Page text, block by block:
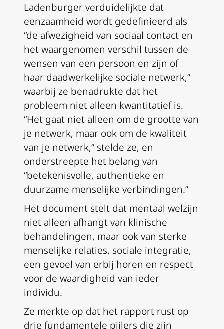
Ladenburger verduidelijkte dat
eenzaamheid wordt gedefinieerd als
“de afwezigheid van sociaal contact en
het waargenomen verschil tussen de
wensen van een persoon en zijn of
haar daadwerkelijke sociale netwerk,”
waarbij ze benadrukte dat het
probleem niet alleen kwantitatief is.
“Het gaat niet alleen om de grootte van
je netwerk, maar ook om de kwaliteit
van je netwerk,” stelde ze, en
onderstreepte het belang van
“betekenisvolle, authentieke en
duurzame menselijke verbindingen.”
Het document stelt dat mentaal welzijn
niet alleen afhangt van klinische
behandelingen, maar ook van sterke
menselijke relaties, sociale integratie,
een gevoel van erbij horen en respect
voor de waardigheid van ieder
individu.
Ze merkte op dat het rapport rust op
drie fundamentele pijlers die zijn